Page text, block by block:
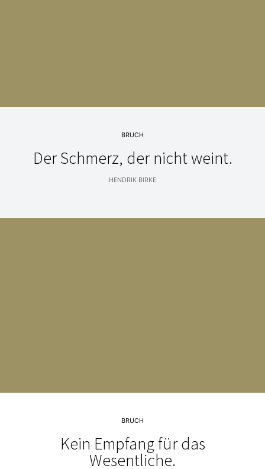
BRUCH
Der Schmerz, der nicht weint.
HENDRIK BIRKE
BRUCH
Kein Empfang für das
Wesentliche.